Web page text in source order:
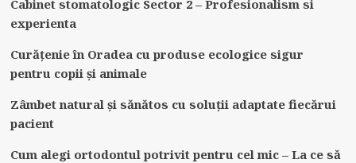
Cabinet stomatologic Sector 2 – Profesionalism si
experienta
Curățenie în Oradea cu produse ecologice sigur
pentru copii și animale
Zâmbet natural și sănătos cu soluții adaptate fiecărui
pacient
Cum alegi ortodontul potrivit pentru cel mic – La ce să